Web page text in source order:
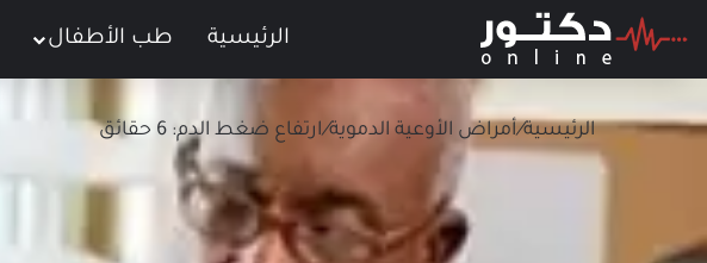
الرئيسية طب الأطفال
الرئيسية/أمراض الأوعية الدموية/ارتفاع ضغط الدم: 6 حقائق